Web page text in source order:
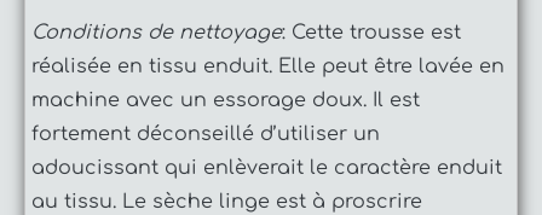
Conditions de nettoyage: Cette trousse est
réalisée en tissu enduit. Elle peut être lavée en
machine avec un essorage doux. Il est
fortement déconseillé d’utiliser un
adoucissant qui enlèverait le caractère enduit
au tissu. Le sèche linge est à proscrire